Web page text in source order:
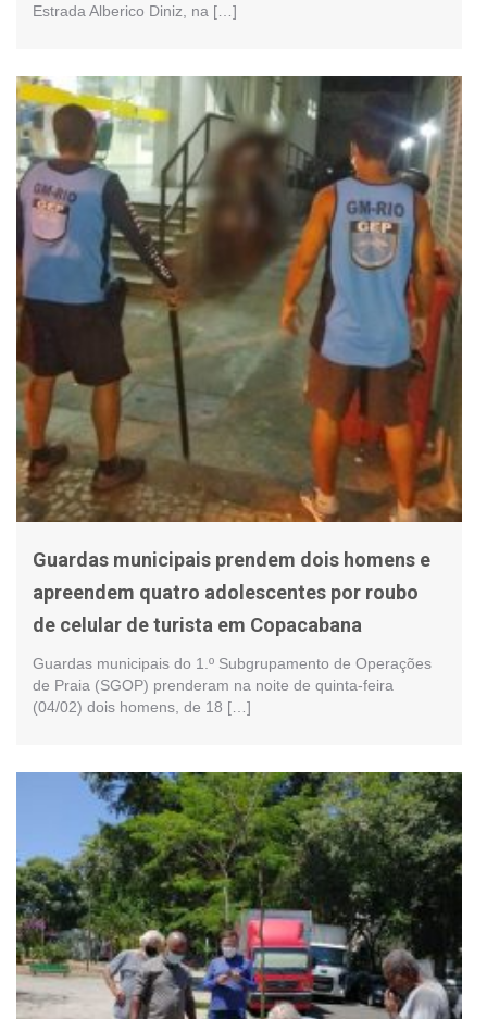
Estrada Alberico Diniz, na […]
Guardas municipais prendem dois homens e
apreendem quatro adolescentes por roubo
de celular de turista em Copacabana
Guardas municipais do 1.º Subgrupamento de Operações
de Praia (SGOP) prenderam na noite de quinta-feira
(04/02) dois homens, de 18 […]